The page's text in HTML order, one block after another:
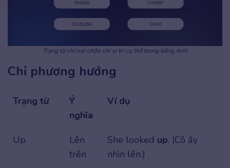
Trạng từ chỉ nơi chốn chỉ vị trí cụ thể trong tiếng Anh
Chỉ phương hướng
Trạng từ
Ý
nghĩa
Ví dụ
Up
Lên
trên
She looked up. (Cô ấy
nhìn lên.)